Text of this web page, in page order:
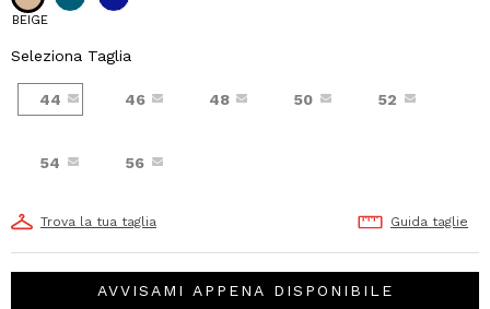
BEIGE
Seleziona Taglia
44 46 48 50 52
54 56
Trova la tua taglia Guida taglie
AVVISAMI APPENA DISPONIBILE